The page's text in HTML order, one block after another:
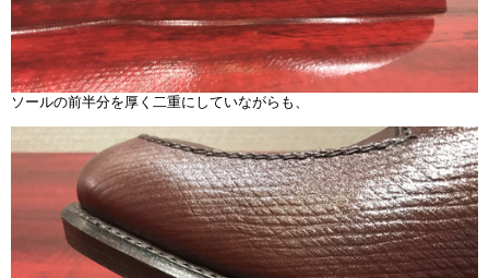
ソールの前半分を厚く二重にしていながらも、